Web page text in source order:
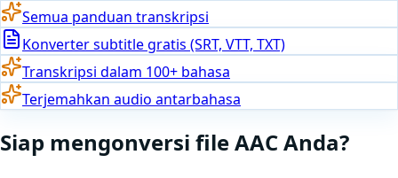
Semua panduan transkripsi
Konverter subtitle gratis (SRT, VTT, TXT)
Transkripsi dalam 100+ bahasa
Terjemahkan audio antarbahasa
Siap mengonversi fileAACAnda?